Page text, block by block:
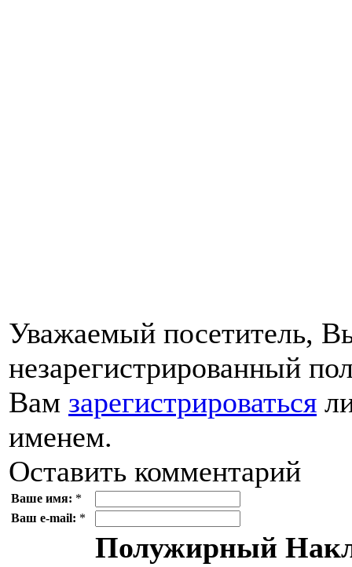
Уважаемый посетитель,
незарегистрированный
Вам зарегистрироваться
именем.
Оставить комментарий
Ваше имя: *
Ваш e-mail: *
Полужирный